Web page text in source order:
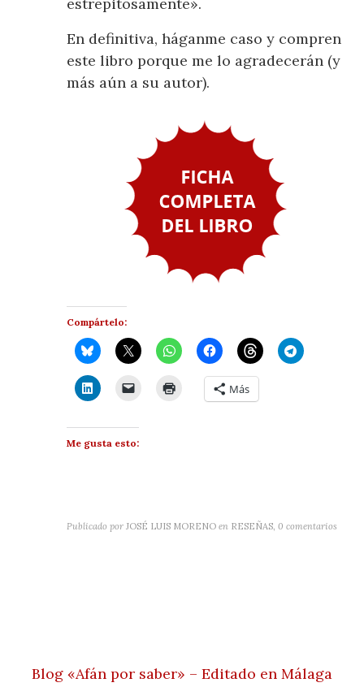
En definitiva, háganme caso y compren
este libro porque me lo agradecerán (y
más aún a su autor).
Compártelo:
Más
Me gusta esto:
Publicado por JOSÉ LUIS MORENO en RESEÑAS,0 comentarios
Blog «Afán por saber» – Editado en Málaga